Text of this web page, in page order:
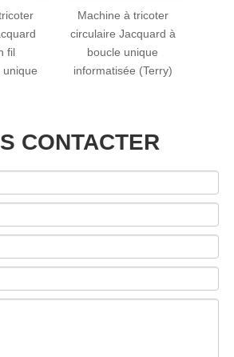
fil
unique
Machine à tricoter
circulaire Jacquard à
boucle unique
informatisée (Terry)
CONTACTER